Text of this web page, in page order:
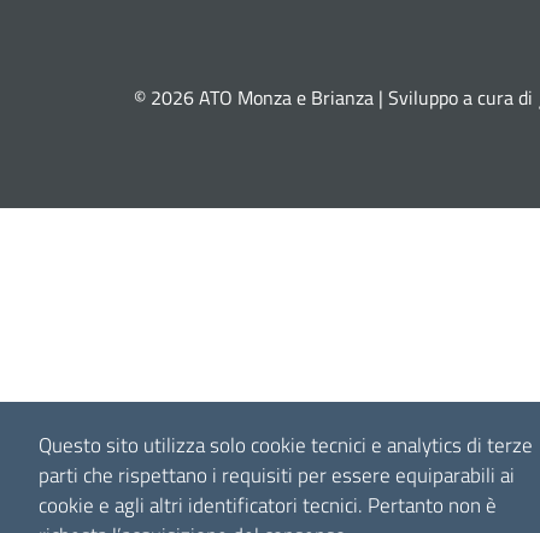
Questo sito utilizza solo cookie tecnici e analytics di terze
parti che rispettano i requisiti per essere equiparabili ai
cookie e agli altri identificatori tecnici. Pertanto non è
© 2026 ATO Monza e Brianza | Sviluppo a cura di